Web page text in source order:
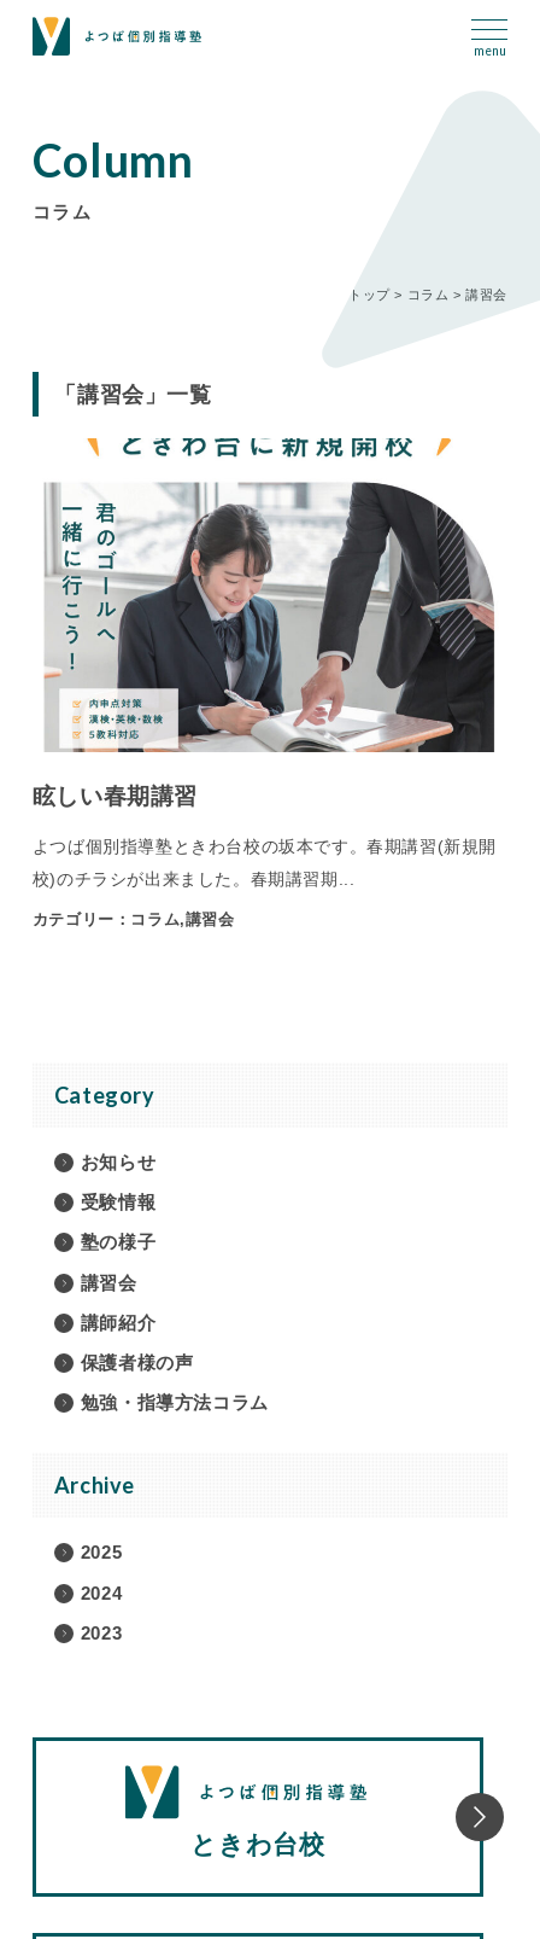
Column
コラム
トップ> コラム >講習会
「講習会」一覧
眩しい春期講習
よつば個別指導塾ときわ台校の坂本です。春期講習(新規開
校)のチラシが出来ました。春期講習期...
カテゴリー：コラム,講習会
Category
お知らせ
受験情報
塾の様子
講習会
講師紹介
保護者様の声
勉強・指導方法コラム
Archive
2025
2024
2023
ときわ台校